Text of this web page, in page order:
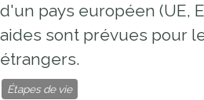
d'un pays européen (UE,
aides sont prévues pour
étrangers.
Étapes de vie